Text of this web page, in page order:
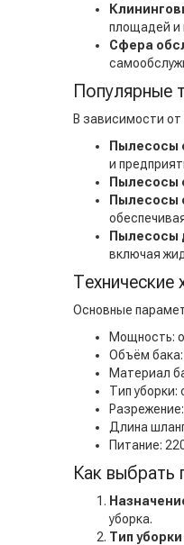
площадей и
Сфера
Популярные
В зависимости от
Пылесосы
и
Пылесосы
Пылесосы
Пылесосы
включая
Технические
Основные
Мощность:
Объём
Материал
Тип уборки:
Длина
Питание:
Как выбрать
уборка.
Тип уборки